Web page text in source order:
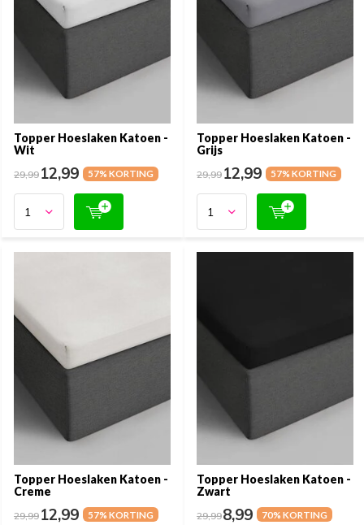
Topper Hoeslaken Katoen -
Wit
29,9912,99 57% KORTING
Topper Hoeslaken Katoen -
Grijs
29,9912,99 57% KORTING
Topper Hoeslaken Katoen -
Creme
29,9912,99 57% KORTING
Topper Hoeslaken Katoen -
Zwart
29,998,99 70% KORTING